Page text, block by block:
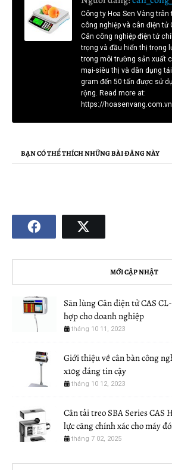
Công ty Hoa Sen Vàng trân
công nghiệp và cân điện tử
Cân công nghiệp điện tử
trọng và đầu hiển thị trọng
trong môi trường sản xuất
mại-siêu thị và dân dụng
gram đến 50 tấn được sử
rộng. Read more at:
https://
BẠN CÓ THỂ THÍCH NHỮNG BÀI ĐĂNG NÀY
MỚI CẬP NHẬT
Săn lùng Cân điện tử CAS
hợp cho doanh nghiệp
tháng 10 11, 2023
Giới thiệu về cân bàn công
x10g đáng tin cậy
tháng 10 12, 2023
Cân tải treo SBA Series CAS
lực căng chính xác cho máy
tháng 7 02, 2025